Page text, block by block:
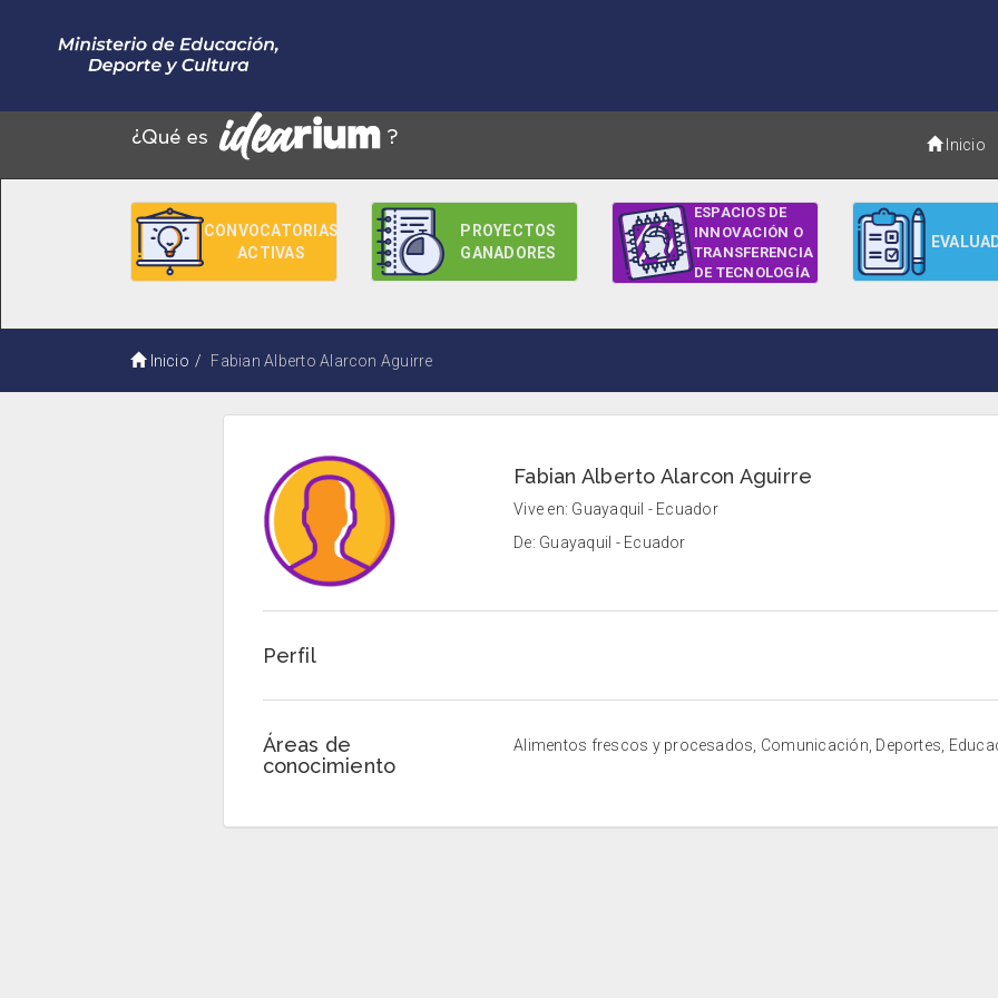
Inicio
CONVOCATORIAS
ACTIVAS
PROYECTOS
GANADORES
ESPACIOS DE
INNOVACIÓN O
TRANSFERENCIA
DE TECNOLOGÍA
Inicio Fabian Alberto Alarcon Aguirre
Fabian Alberto Alarcon Aguirre
Vive en: Guayaquil - Ecuador
De: Guayaquil - Ecuador
Perfil
Áreas de
conocimiento
Alimentos frescos y procesados, Comunicación, Deportes,